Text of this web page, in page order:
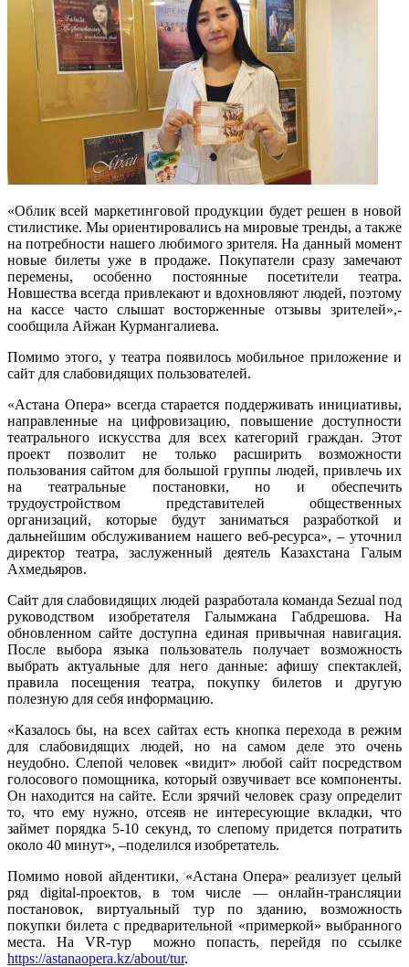
«Облик всей маркетинговой продукции будет решен в новой
стилистике. Мы ориентировались на мировые тренды, а также
на потребности нашего любимого зрителя. На данный момент
новые билеты уже в продаже. Покупатели сразу замечают
перемены, особенно постоянные посетители театра.
Новшества всегда привлекают и вдохновляют людей, поэтому
на кассе часто слышат восторженные отзывы зрителей»,-
сообщила Айжан Курмангалиева.
Помимо этого, у театра появилось мобильное приложение и
сайт для слабовидящих пользователей.
«Астана Опера» всегда старается поддерживать инициативы,
направленные на цифровизацию, повышение доступности
театрального искусства для всех категорий граждан. Этот
проект позволит не только расширить возможности
пользования сайтом для большой группы людей, привлечь их
на театральные постановки, но и обеспечить
трудоустройством представителей общественных
организаций, которые будут заниматься разработкой и
дальнейшим обслуживанием нашего веб-ресурса», – уточнил
директор театра, заслуженный деятель Казахстана Галым
Ахмедьяров.
Сайт для слабовидящих людей разработала команда Sezual под
руководством изобретателя Галымжана Габдрешова. На
обновленном сайте доступна единая привычная навигация.
После выбора языка пользователь получает возможность
выбрать актуальные для него данные: афишу спектаклей,
правила посещения театра, покупку билетов и другую
полезную для себя информацию.
«Казалось бы, на всех сайтах есть кнопка перехода в режим
для слабовидящих людей, но на самом деле это очень
неудобно. Слепой человек «видит» любой сайт посредством
голосового помощника, который озвучивает все компоненты.
Он находится на сайте. Если зрячий человек сразу определит
то, что ему нужно, отсеяв не интересующие вкладки, что
займет порядка 5-10 секунд, то слепому придется потратить
около 40 минут», –поделился изобретатель.
Помимо новой айдентики, «Астана Опера» реализует целый
ряд digital-проектов, в том числе — онлайн-трансляции
постановок, виртуальный тур по зданию, возможность
покупки билета с предварительной «примеркой» выбранного
места. На VR-тур можно попасть, перейдя по ссылке
https://astanaopera.kz/about/tur.